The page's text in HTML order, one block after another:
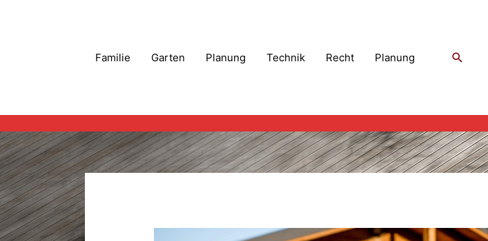
Familie Garten Planung Technik Recht Planung Suchen